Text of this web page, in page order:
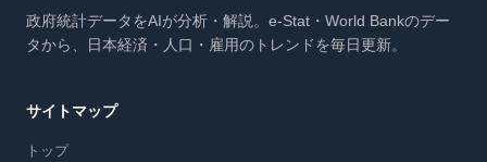
政府統計データをAIが分析・解説。e-Stat・World Bankのデー
タから、日本経済・人口・雇用のトレンドを毎日更新。
サイトマップ
トップ